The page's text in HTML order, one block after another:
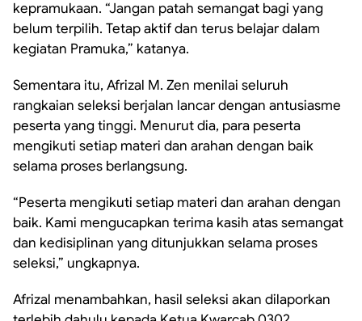
kepramukaan. “Jangan patah semangat bagi yang
belum terpilih. Tetap aktif dan terus belajar dalam
kegiatan Pramuka,” katanya.
Sementara itu, Afrizal M. Zen menilai seluruh
rangkaian seleksi berjalan lancar dengan antusiasme
peserta yang tinggi. Menurut dia, para peserta
mengikuti setiap materi dan arahan dengan baik
selama proses berlangsung.
“Peserta mengikuti setiap materi dan arahan dengan
baik. Kami mengucapkan terima kasih atas semangat
dan kedisiplinan yang ditunjukkan selama proses
seleksi,” ungkapnya.
Afrizal menambahkan, hasil seleksi akan dilaporkan